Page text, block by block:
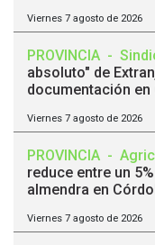
Viernes 7 agosto de 2026
PROVINCIA -
absoluto" de
documentación en
Viernes 7 agosto de 2026
PROVINCIA -
reduce entre un
almendra en
Viernes 7 agosto de 2026